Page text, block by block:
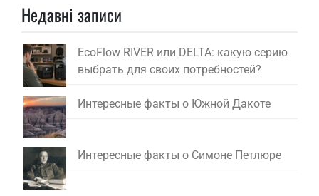
Недавні записи
EcoFlow RIVER или DELTA: какую серию
выбрать для своих потребностей?
Интересные факты о Южной Дакоте
Интересные факты о Симоне Петлюре